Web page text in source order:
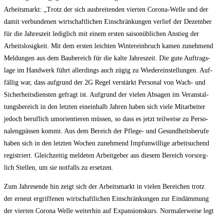
Arbeits­markt: „Trotz der sich aus­brei­ten­den vier­ten Coro­na-Wel­le und der
damit ver­bun­de­nen wirt­schaft­li­chen Ein­schrän­kun­gen ver­lief der Dezem­ber
für die Jah­res­zeit ledig­lich mit einem ers­ten sai­son­üb­li­chen Anstieg der
Arbeits­lo­sig­keit. Mit dem ers­ten leich­ten Win­ter­ein­bruch kamen zuneh­mend
Mel­dun­gen aus dem Bau­be­reich für die kal­te Jah­res­zeit. Die gute Auf­trags­
la­ge im Hand­werk führt aller­dings auch zügig zu Wie­der­ein­stel­lun­gen. Auf­
fäl­lig war, dass auf­grund der 2G Regel ver­stärkt Per­so­nal von Wach- und
Sicher­heits­diens­ten gefragt ist. Auf­grund der vie­len Absa­gen im Ver­an­stal­
tungs­be­reich in den letz­ten ein­ein­halb Jah­ren haben sich vie­le Mit­ar­bei­ter
jedoch beruf­lich umori­en­tie­ren müs­sen, so dass es jetzt teil­wei­se zu Per­so­
nal­eng­päs­sen kommt. Aus dem Bereich der Pfle­ge- und Gesund­heits­be­ru­fe
haben sich in den letz­ten Wochen zuneh­mend Imp­f­un­wil­li­ge arbeit­su­chend
regis­triert. Gleich­zei­tig mel­de­ten Arbeit­ge­ber aus die­sem Bereich vor­sorg­
lich Stel­len, um sie not­falls zu ersetzen.
Zum Jah­res­en­de hin zeigt sich der Arbeits­markt in vie­len Berei­chen trotz
der erneut ergrif­fe­nen wirt­schaft­li­chen Ein­schrän­kun­gen zur Ein­däm­mung
der vier­ten Coro­na Wel­le wei­ter­hin auf Expan­si­ons­kurs. Nor­ma­ler­wei­se legt